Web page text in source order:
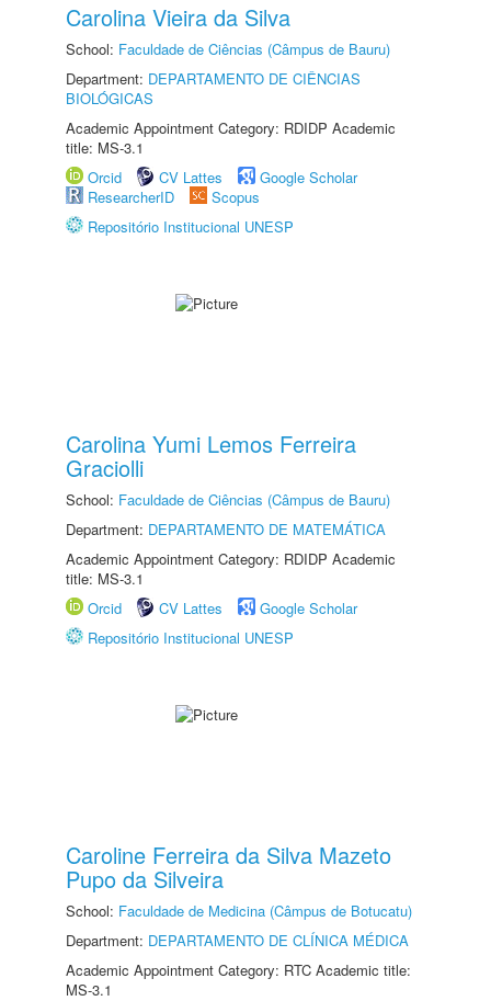
Carolina Vieira da Silva
School: Faculdade de Ciências (Câmpus de Bauru)
Department: DEPARTAMENTO DE CIÊNCIAS
BIOLÓGICAS
Academic Appointment Category: RDIDP Academic
title: MS-3.1
Orcid
CV Lattes
Google Scholar
ResearcherID
Scopus
Repositório Institucional UNESP
Carolina Yumi Lemos Ferreira
Graciolli
School: Faculdade de Ciências (Câmpus de Bauru)
Department: DEPARTAMENTO DE MATEMÁTICA
Academic Appointment Category: RDIDP Academic
title: MS-3.1
Orcid
CV Lattes
Google Scholar
Repositório Institucional UNESP
Caroline Ferreira da Silva Mazeto
Pupo da Silveira
School: Faculdade de Medicina (Câmpus de Botucatu)
Department: DEPARTAMENTO DE CLÍNICA MÉDICA
Academic Appointment Category: RTC Academic title:
MS-3.1